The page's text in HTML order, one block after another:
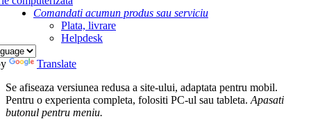
Comandati acumun produs sau serviciu
Plata, livrare
Helpdesk
Translate
Se afiseaza versiunea redusa a site-ului, adaptata pentru mobil.
Pentru o experienta completa, folositi PC-ul sau tableta. Apasati
butonul pentru meniu.